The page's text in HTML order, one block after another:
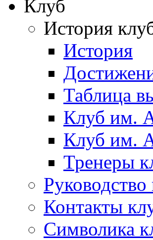
Клуб
История
История
Таблица
Клуб им.
Клуб им.
Тренеры
Руководство
Контакты
Символика